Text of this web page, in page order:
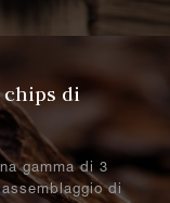
chips di
gamma di 3
di